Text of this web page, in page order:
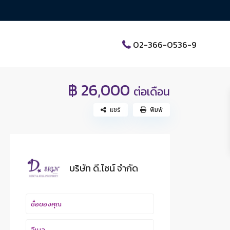
02-366-0536-9
฿ 26,000 ต่อเดือน
แชร์ พิมพ์
บริษัท ดี.ไซน์ จํากัด